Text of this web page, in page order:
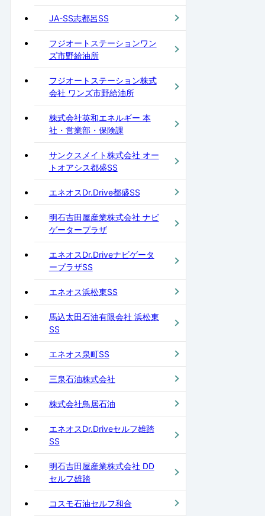
JA-SS志都呂SS
フジオートステーションワン
ズ市野給油所
フジオートステーション株式
会社 ワンズ市野給油所
株式会社英和エネルギー 本
社・営業部・保険課
サンクスメイト株式会社 オー
トオアシス都盛SS
エネオスDr.Drive都盛SS
明石吉田屋産業株式会社 ナビ
ゲータープラザ
エネオスDr.Driveナビゲータ
ープラザSS
エネオス浜松東SS
馬込太田石油有限会社 浜松東
SS
エネオス泉町SS
三泉石油株式会社
株式会社鳥居石油
エネオスDr.Driveセルフ雄踏
SS
明石吉田屋産業株式会社 DD
セルフ雄踏
コスモ石油セルフ和合